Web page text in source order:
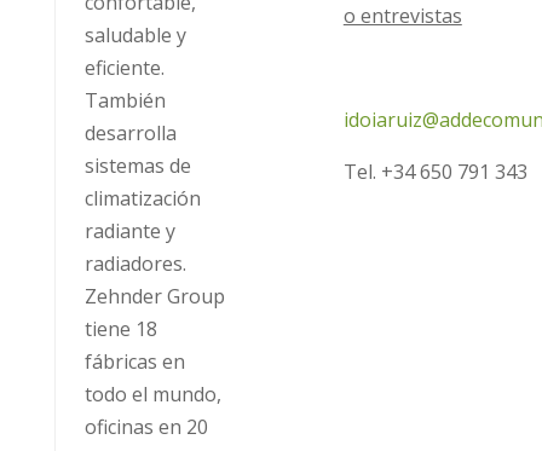
saludable y
eficiente.
También
desarrolla
sistemas de
climatización
radiante y
radiadores.
Zehnder Group
tiene 18
fábricas en
todo el mundo,
oficinas en 20
o entrevistas
Tel. +34 650 791 343